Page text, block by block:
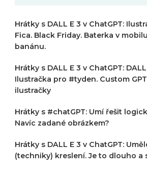
Hrátky s DALL E 3 v ChatGPT:
Fica. Black Friday. Baterka v
banánu.
Hrátky s DALL E 3 v ChatGPT:
Ilustračka pro #tyden. Custom
ilustračky
Hrátky s #chatGPT: Umí řešit
Navíc zadané obrázkem?
Hrátky s DALL E 3 v ChatGPT:
(techniky) kreslení. Je to dlouho a